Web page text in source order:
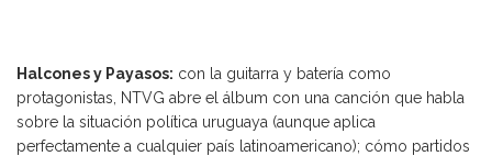
Halcones y Payasos: con la guitarra y batería como
protagonistas, NTVG abre el álbum con una canción que habla
sobre la situación política uruguaya (aunque aplica
perfectamente a cualquier país latinoamericano); cómo partidos